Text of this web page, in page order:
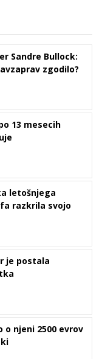
Sandre Bullock:
zgodilo?
13 mesecih
letošnjega
razkrila svojo
je postala
o njeni 2500 evrov